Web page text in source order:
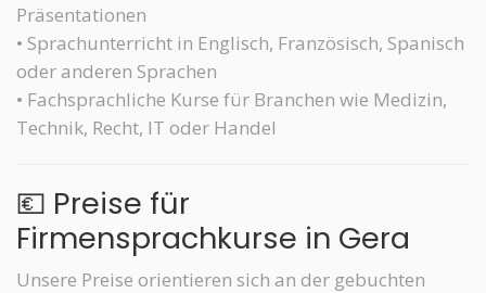
Präsentationen
• Sprachunterricht in Englisch, Französisch, Spanisch
oder anderen Sprachen
• Fachsprachliche Kurse für Branchen wie Medizin,
Technik, Recht, IT oder Handel
💶 Preise für
Firmensprachkurse in Gera
Unsere Preise orientieren sich an der gebuchten